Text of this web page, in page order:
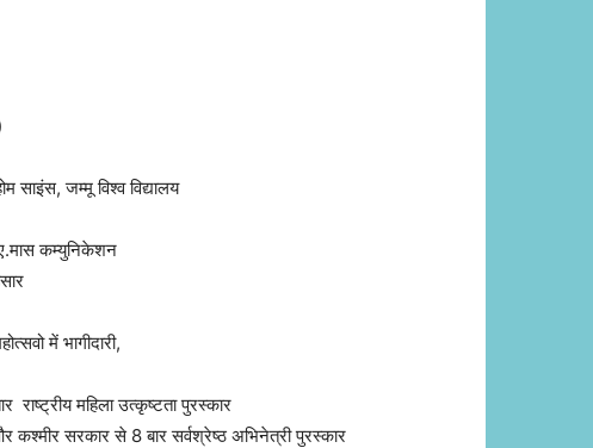
साइंस, जम्मू विश्व विद्यालय
ए.मास कम्युनिकेशन
में भागीदारी,
राष्ट्रीय महिला उत्कृष्टता पुरस्कार
कश्मीर सरकार से 8 बार सर्वश्रेष्ठ अभिनेत्री पुरस्कार